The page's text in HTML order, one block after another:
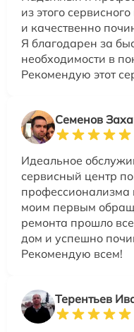
из этого
и качественно
Я благодарен за
необходимости в
Рекомендую этот
Семенов
Идеальное
сервисный центр
моим первым
ремонта прошло
дом и успешно
Рекомендую всем!
Терентьев